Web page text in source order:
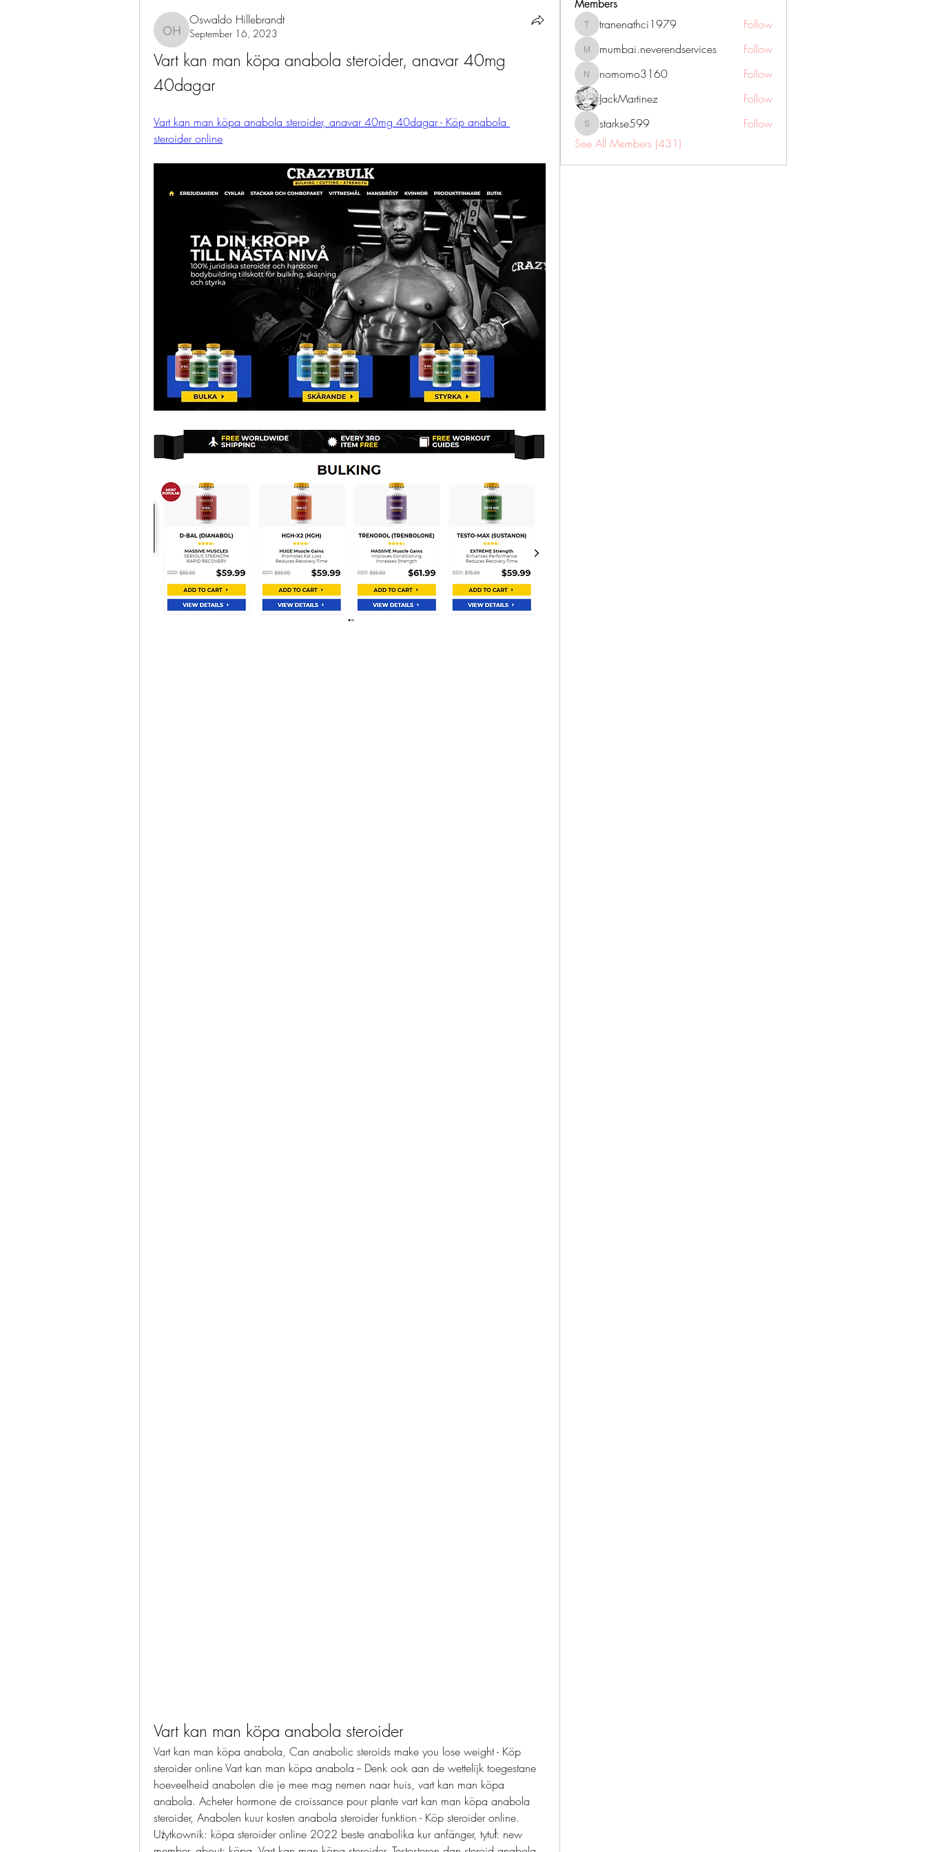
Oswaldo Hillebrandt
Oswaldo Hillebrandt
September 16, 2023
Vart kan man köpa anabola steroider, anavar 40mg
40dagar
Vart kan man köpa anabola steroider, anavar 40mg 40dagar - Köp anabola
steroider online
Vart kan man köpa anabola steroider
Vart kan man köpa anabola, Can anabolic steroids make you lose weight - Köp
steroider online Vart kan man köpa anabola -- Denk ook aan de wettelijk toegestane
hoeveelheid anabolen die je mee mag nemen naar huis, vart kan man köpa
anabola. Acheter hormone de croissance pour plante vart kan man köpa anabola
steroider, Anabolen kuur kosten anabola steroider funktion - Köp steroider online.
Użytkownik: köpa steroider online 2022 beste anabolika kur anfänger, tytuł: new
Members
tranenathci1979
tranenathci1979 Follow
mumbai.neverendservices
mumbai.neverendservices Follow
nomomo3160
nomomo3160
Follow
JackMartinez
Follow
starkse599
starkse599
Follow
See All Members (431)